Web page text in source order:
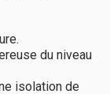
du niveau
isolation de